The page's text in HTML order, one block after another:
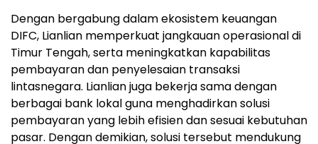
Dengan bergabung dalam ekosistem keuangan
DIFC, Lianlian memperkuat jangkauan operasional di
Timur Tengah, serta meningkatkan kapabilitas
pembayaran dan penyelesaian transaksi
lintasnegara. Lianlian juga bekerja sama dengan
berbagai bank lokal guna menghadirkan solusi
pembayaran yang lebih efisien dan sesuai kebutuhan
pasar. Dengan demikian, solusi tersebut mendukung